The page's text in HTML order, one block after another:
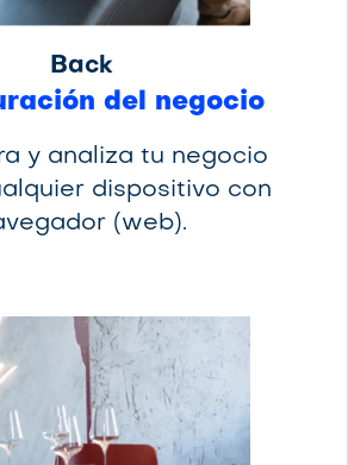
Back
del negocio
y analiza tu negocio
dispositivo con
(web).